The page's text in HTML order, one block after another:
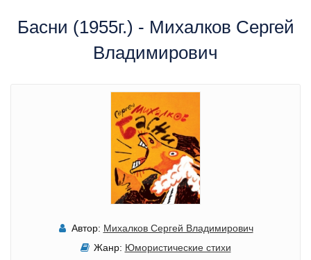
Басни (1955г.) - Михалков Сергей
Владимирович
Автор: Михалков Сергей Владимирович
Жанр: Юмористические стихи